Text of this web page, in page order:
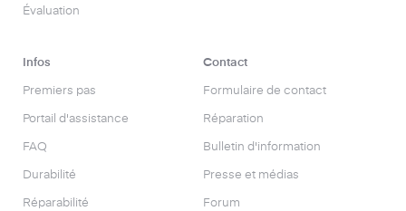
Évaluation
Infos
Premiers pas
Portail d'assistance
FAQ
Durabilité
Réparabilité
Contact
Formulaire de contact
Réparation
Bulletin d'information
Presse et médias
Forum